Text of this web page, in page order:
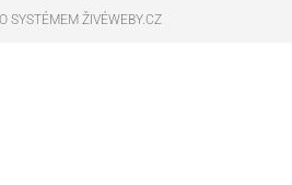
SYSTÉMEM ŽIVÉWEBY.CZ